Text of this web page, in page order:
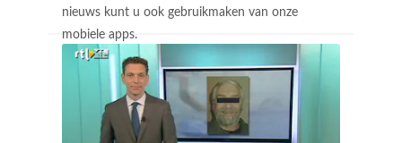
nieuws kunt u ook gebruikmaken van onze
mobiele apps.